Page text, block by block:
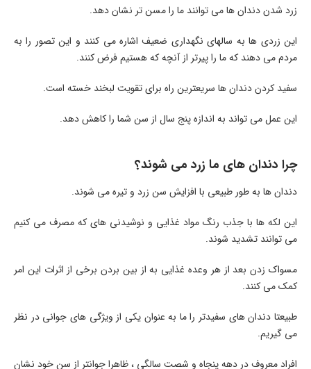
زرد شدن دندان ها می توانند ما را مسن تر نشان دهد.
این زردی ها به سالهای نگهداری ضعیف اشاره می کنند و این تصور را به
مردم می دهند که ما را پیرتر از آنچه که هستیم فرض کنند.
سفید کردن دندان ها سریعترین راه برای تقویت لبخند خسته است.
این عمل می تواند به اندازه پنج سال از سن شما را کاهش دهد.
چرا دندان های ما زرد می شوند؟
دندان ها به طور طبیعی با افزایش سن زرد و تیره می شوند.
این لکه ها با جذب رنگ مواد غذایی و نوشیدنی های که مصرف می کنیم
می توانند تشدید شوند.
مسواک زدن بعد از هر وعده غذایی به از بین بردن برخی از اثرات این امر
کمک می کنند.
طبیعتا دندان های سفیدتر را ما به عنوان یکی از ویژگی های جوانی در نظر
می گیریم.
افراد معروف در دهه پنجاه و شصت سالگی ، ظاهرا جوانتر از سن خود نشان